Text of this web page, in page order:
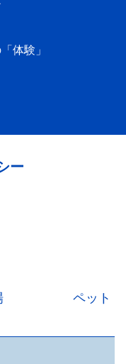
体験」
ー
ペット